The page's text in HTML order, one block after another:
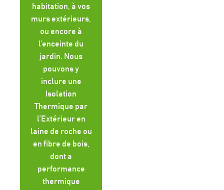
habitation, à vos
murs extérieurs,
ou encore à
l’enceinte du
jardin. Nous
pouvons y
inclure une
Isolation
Thermique par
l’Extérieur en
laine de roche ou
en fibre de bois,
dont a
performance
thermique